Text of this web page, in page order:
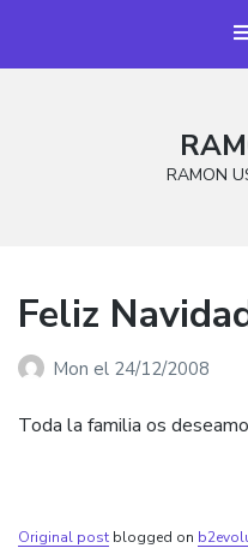
RAMON
Feliz
Mon el 24/12/2008
Toda la familia os
Original post blogged on